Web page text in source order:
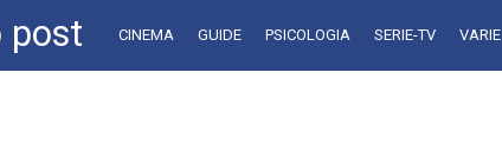
post CINEMA GUIDE PSICOLOGIA SERIE-TV VARIE